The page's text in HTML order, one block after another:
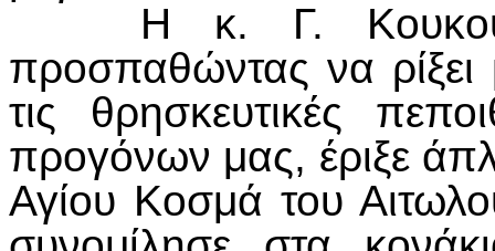
Η κ. Γ.
προσπαθώντας να
τις θρησκευτικές
προγόνων μας, έριξε
Αγίου Κοσμά του